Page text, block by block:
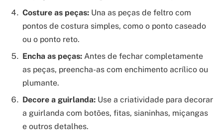
Costure as peças: Una as peças de feltro com
pontos de costura simples, como o ponto caseado
ou o ponto reto.
Encha as peças: Antes de fechar completamente
as peças, preencha-as com enchimento acrílico ou
plumante.
Decore a guirlanda: Use a criatividade para decorar
a guirlanda com botões, fitas, sianinhas, miçangas
e outros detalhes.